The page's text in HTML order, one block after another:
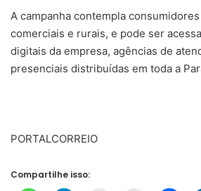
A campanha contempla
comerciais e rurais, e pode ser
digitais da empresa, agências de
presenciais distribuídas em toda a
PORTALCORREIO
Compartilhe isso: